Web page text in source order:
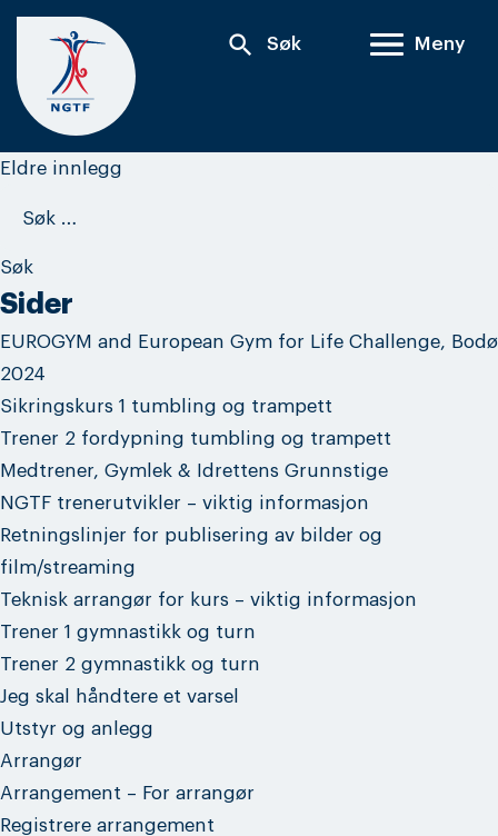
Skip
content
search Søk Meny
Innleggnavigasjon
Eldre innlegg
etter:
Sider
EUROGYM and European Gym for Life Challenge, Bodø
2024
Sikringskurs 1 tumbling og trampett
Trener 2 fordypning tumbling og trampett
Medtrener, Gymlek & Idrettens Grunnstige
NGTF trenerutvikler – viktig informasjon
Retningslinjer for publisering av bilder og
film/streaming
Teknisk arrangør for kurs – viktig informasjon
Trener 1 gymnastikk og turn
Trener 2 gymnastikk og turn
Jeg skal håndtere et varsel
Utstyr og anlegg
Arrangør
Arrangement – For arrangør
Registrere arrangement